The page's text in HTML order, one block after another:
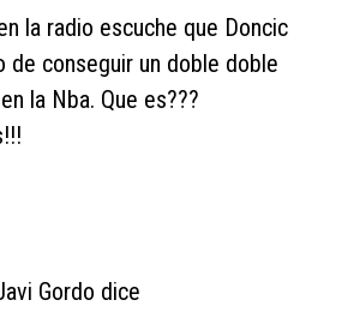
la radio escuche que Doncic
de conseguir un doble doble
la Nba. Que es???
Gordo dice